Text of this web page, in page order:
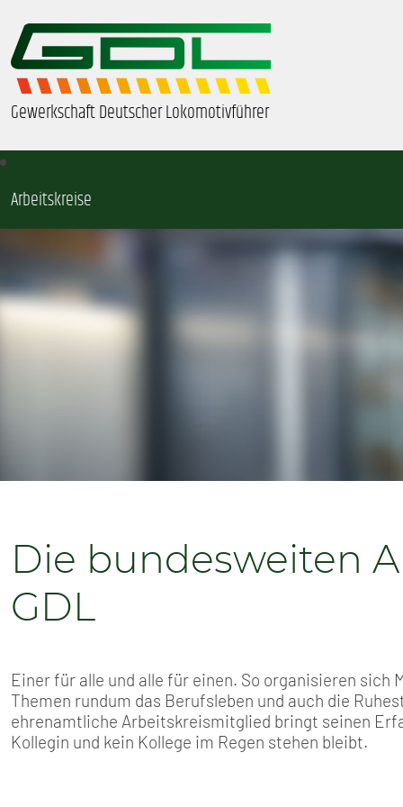
Gewerkschaft Deutscher Lokomotivführer
ÜBER UNS
BEZIRKE & ORTSGRUPPEN
GDL-JUGEND
BEAMTE
MITGLIEDSCHAFT
PRESSE
Arbeitskreise
Die bundesweiten
GDL
Einer für alle und alle für einen. So organisieren
Themen rundum das Berufsleben und auch die
ehrenamtliche Arbeitskreismitglied bringt seinen
Kollegin und kein Kollege im Regen stehen bleibt.